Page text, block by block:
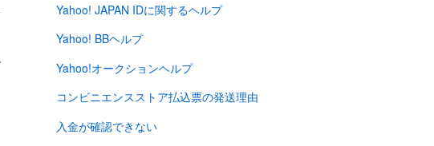
Yahoo! JAPAN IDに関するヘルプ
Yahoo! BBヘルプ
Yahoo!オークションヘルプ
コンビニエンスストア払込票の発送理由
入金が確認できない